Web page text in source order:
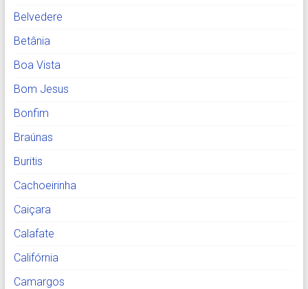
Belvedere
Betânia
Boa Vista
Bom Jesus
Bonfim
Braúnas
Buritis
Cachoeirinha
Caiçara
Calafate
Califórnia
Camargos